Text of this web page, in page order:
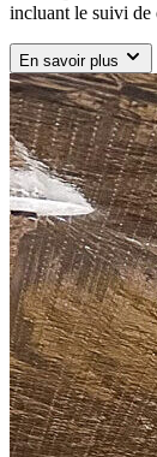
incluant le suivi de
En savoir plus